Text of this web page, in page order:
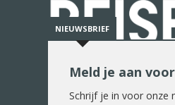
De reiswereld in
NIEUWSBRIEF
Meld je aan
Schrijf je in voor onze